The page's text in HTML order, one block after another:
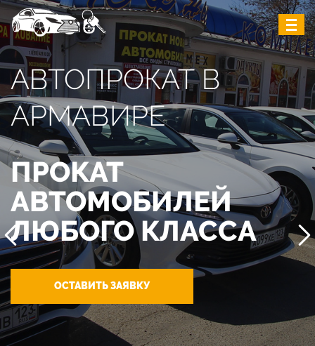
АВТОПРОКАТ В
АРМАВИРЕ
ПРОКАТ
АВТОМОБИЛЕЙ
ЛЮБОГО КЛАССА
ОСТАВИТЬ ЗАЯВКУ